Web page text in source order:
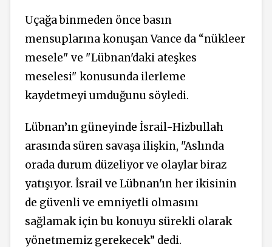
Uçağa binmeden önce basın
mensuplarına konuşan Vance da “nükleer
mesele" ve "Lübnan'daki ateşkes
meselesi" konusunda ilerleme
kaydetmeyi umduğunu söyledi.
Lübnan’ın güneyinde İsrail-Hizbullah
arasında süren savaşa ilişkin, "Aslında
orada durum düzeliyor ve olaylar biraz
yatışıyor. İsrail ve Lübnan'ın her ikisinin
de güvenli ve emniyetli olmasını
sağlamak için bu konuyu sürekli olarak
yönetmemiz gerekecek” dedi.